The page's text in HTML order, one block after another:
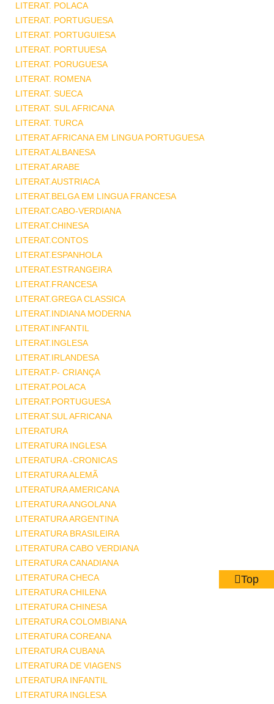
LITERAT. POLACA
LITERAT. PORTUGUESA
LITERAT. PORTUGUIESA
LITERAT. PORTUUESA
LITERAT. PORUGUESA
LITERAT. ROMENA
LITERAT. SUECA
LITERAT. SUL AFRICANA
LITERAT. TURCA
LITERAT.AFRICANA EM LINGUA PORTUGUESA
LITERAT.ALBANESA
LITERAT.ARABE
LITERAT.AUSTRIACA
LITERAT.BELGA EM LINGUA FRANCESA
LITERAT.CABO-VERDIANA
LITERAT.CHINESA
LITERAT.CONTOS
LITERAT.ESPANHOLA
LITERAT.ESTRANGEIRA
LITERAT.FRANCESA
LITERAT.GREGA CLASSICA
LITERAT.INDIANA MODERNA
LITERAT.INFANTIL
LITERAT.INGLESA
LITERAT.IRLANDESA
LITERAT.P- CRIANÇA
LITERAT.POLACA
LITERAT.PORTUGUESA
LITERAT.SUL AFRICANA
LITERATURA
LITERATURA INGLESA
LITERATURA -CRONICAS
LITERATURA ALEMÃ
LITERATURA AMERICANA
LITERATURA ANGOLANA
LITERATURA ARGENTINA
LITERATURA BRASILEIRA
LITERATURA CABO VERDIANA
LITERATURA CANADIANA
LITERATURA CHECA
LITERATURA CHILENA
LITERATURA CHINESA
LITERATURA COLOMBIANA
LITERATURA COREANA
LITERATURA CUBANA
LITERATURA DE VIAGENS
LITERATURA INFANTIL
LITERATURA INGLESA
Top